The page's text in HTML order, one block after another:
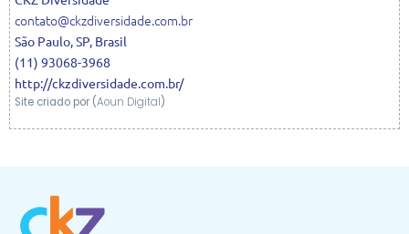
contato@ckzdiversidade.com.br
São Paulo,SP, Brasil
(11) 93068-3968
http://ckzdiversidade.com.br/
Site criado por (Aoun Digital)